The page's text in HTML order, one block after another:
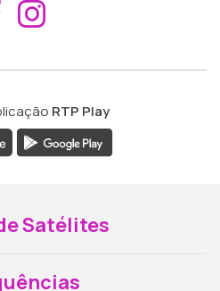
Aceder ao
RTP Play
Satélites